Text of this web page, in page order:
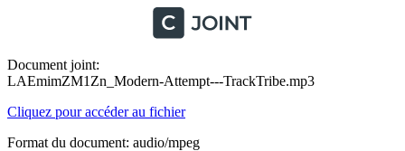
Document joint:
LAEmimZM1Zn_Modern-Attempt---TrackTribe.mp3
Cliquez pour accéder au fichier
Format du document: audio/mpeg